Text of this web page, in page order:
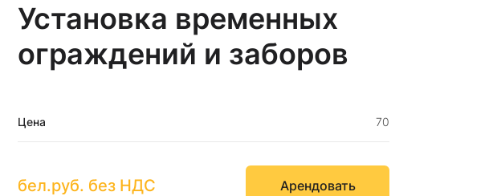
Установка временных
ограждений и заборов
Цена 70
бел.руб. без НДС Арендовать